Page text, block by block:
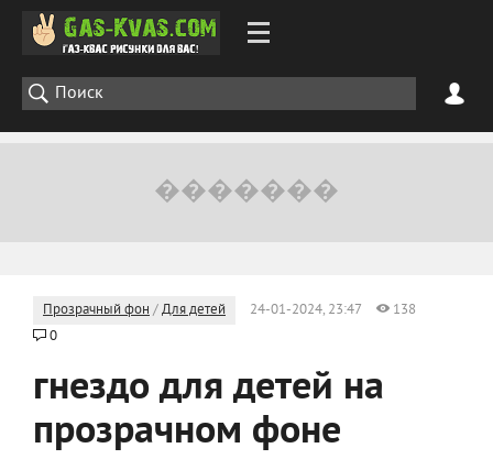
Прозрачный фон /Для детей 24-01-2024, 23:47
138
0
гнездо для детей на
прозрачном фоне